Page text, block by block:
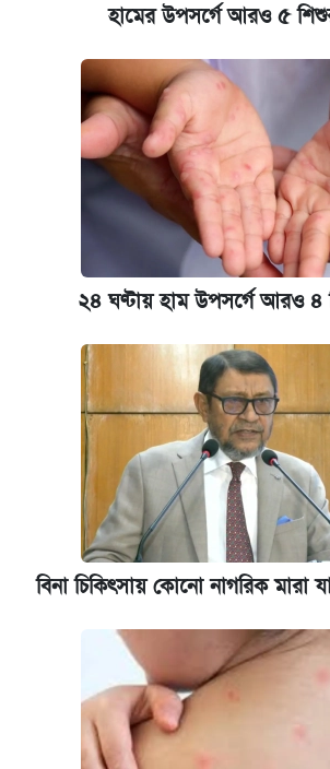
হামের উপসর্গে আরও ৫
২৪ ঘণ্টায় হাম উপসর্গে আরও ৪
বিনা চিকিৎসায় কোনো নাগরিক মারা